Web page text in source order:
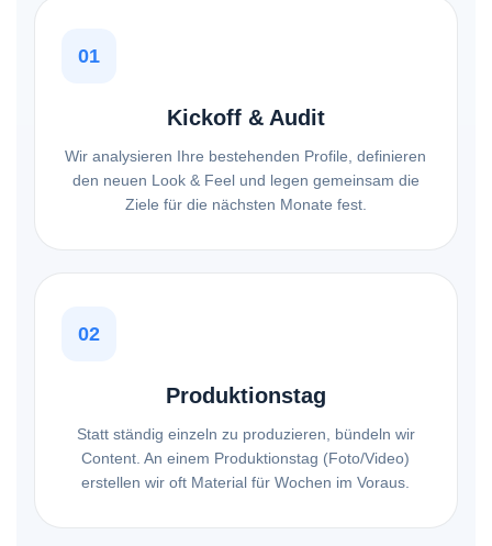
01
Kickoff & Audit
Wir analysieren Ihre bestehenden Profile, definieren
den neuen Look & Feel und legen gemeinsam die
Ziele für die nächsten Monate fest.
02
Produktionstag
Statt ständig einzeln zu produzieren, bündeln wir
Content. An einem Produktionstag (Foto/Video)
erstellen wir oft Material für Wochen im Voraus.